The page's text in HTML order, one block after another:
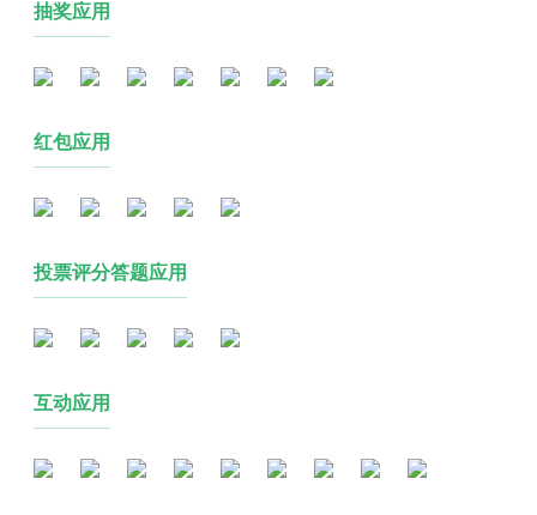
抽奖应用
红包应用
投票评分答题应用
互动应用